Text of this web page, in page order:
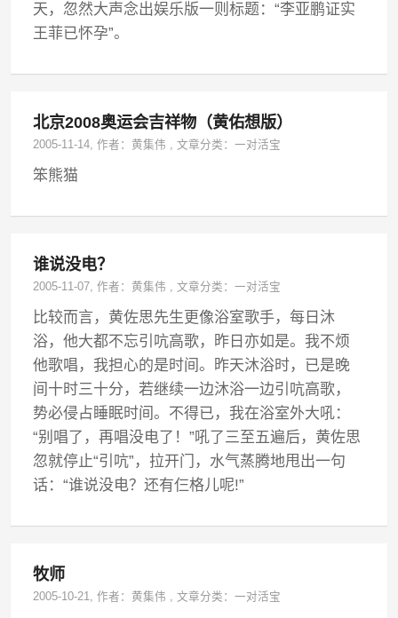
天，忽然大声念出娱乐版一则标题：“李亚鹏证实
王菲已怀孕”。
北京2008奥运会吉祥物（黄佑想版）
2005-11-14, 作者：黄集伟 ,文章分类：一对活宝
笨熊猫
谁说没电？
2005-11-07, 作者：黄集伟 ,文章分类：一对活宝
比较而言，黄佐思先生更像浴室歌手，每日沐
浴，他大都不忘引吭高歌，昨日亦如是。我不烦
他歌唱，我担心的是时间。昨天沐浴时，已是晚
间十时三十分，若继续一边沐浴一边引吭高歌，
势必侵占睡眠时间。不得已，我在浴室外大吼：
“别唱了，再唱没电了！”吼了三至五遍后，黄佐思
忽就停止“引吭”，拉开门，水气蒸腾地甩出一句
话：“谁说没电？还有仨格儿呢!”
牧师
2005-10-21, 作者：黄集伟 ,文章分类：一对活宝